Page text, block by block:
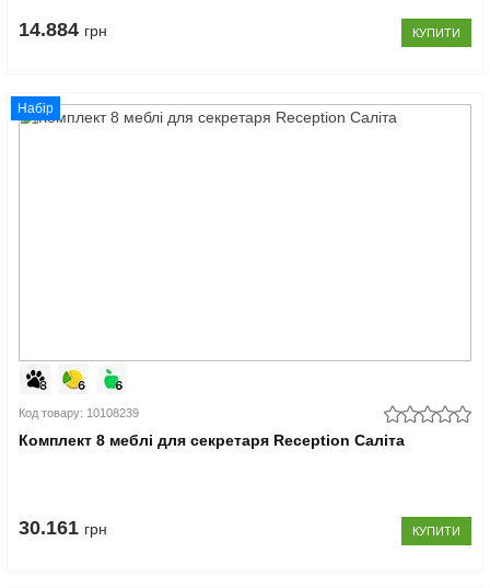
14.884 грн КУПИТИ
Набір
Код товару: 10108239
Комплект 8 меблі для секретаря Reception Саліта
30.161 грн КУПИТИ